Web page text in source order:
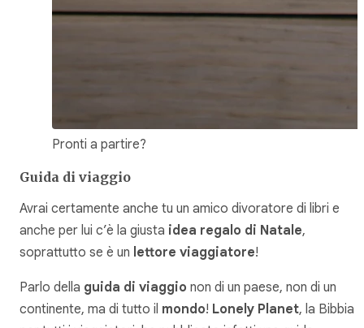
Pronti a partire?
Guida di viaggio
Avrai certamente anche tu un amico divoratore di libri e
anche per lui c’è la giusta idea regalo di Natale,
soprattutto se è un lettore viaggiatore!
Parlo della guida di viaggio non di un paese, non di un
continente, ma di tutto il mondo! Lonely Planet, la Bibbia